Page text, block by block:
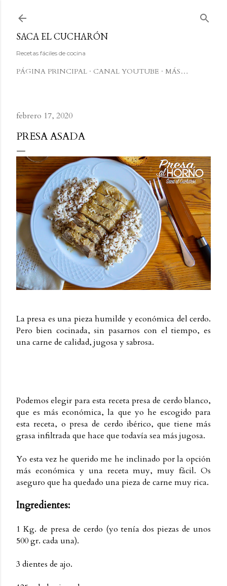
SACA EL CUCHARÓN
Recetas fáciles de cocina
PÁGINA PRINCIPAL CANAL YOUTUBE MÁS…
febrero 17, 2020
PRESA ASADA
La presa es una pieza humilde y económica del cerdo.
Pero bien cocinada, sin pasarnos con el tiempo, es
una carne de calidad, jugosa y sabrosa.
Podemos elegir para esta receta presa de cerdo blanco,
que es más económica, la que yo he escogido para
esta receta, o presa de cerdo ibérico, que tiene más
grasa infiltrada que hace que todavía sea más jugosa.
Yo esta vez he querido me he inclinado por la opción
más económica y una receta muy, muy fácil. Os
aseguro que ha quedado una pieza de carne muy rica.
Ingredientes:
1 Kg. de presa de cerdo (yo tenía dos piezas de unos
500 gr. cada una).
3 dientes de ajo.